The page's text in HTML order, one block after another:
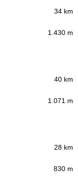
34 km
1.430 m
40 km
1.071 m
28 km
830 m